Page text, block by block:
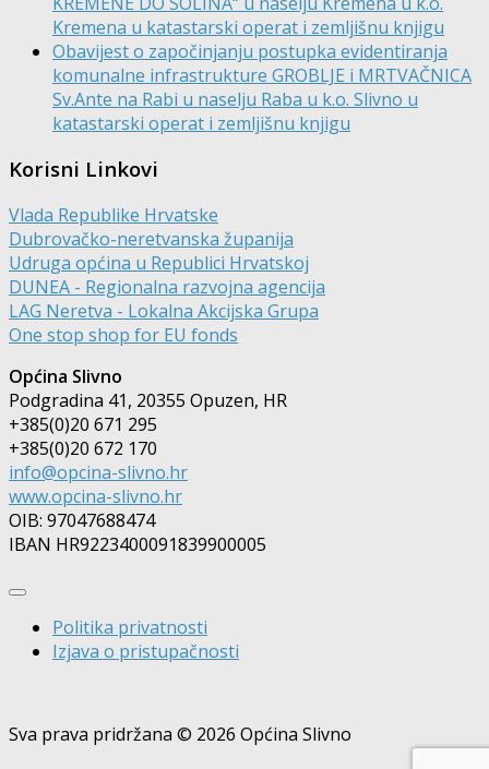
Kremena u katastarski operat i zemljišnu knjigu
Obavijest o započinjanju postupka evidentiranja
komunalne infrastrukture GROBLJE i MRTVAČNICA
Sv.Ante na Rabi u naselju Raba u k.o. Slivno u
katastarski operat i zemljišnu knjigu
Korisni Linkovi
Vlada Republike Hrvatske
Dubrovačko-neretvanska županija
Udruga općina u Republici Hrvatskoj
DUNEA - Regionalna razvojna agencija
LAG Neretva - Lokalna Akcijska Grupa
One stop shop for EU fonds
Općina Slivno
Podgradina 41, 20355 Opuzen, HR
+385(0)20 671 295
+385(0)20 672 170
info@opcina-slivno.hr
www.opcina-slivno.hr
OIB: 97047688474
IBAN HR9223400091839900005
Politika privatnosti
Izjava o pristupačnosti
Sva prava pridržana © 2026 Općina Slivno